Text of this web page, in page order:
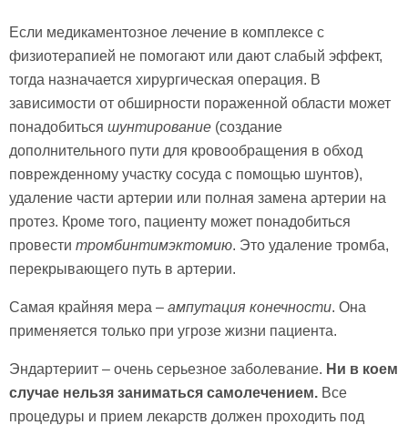
Если медикаментозное лечение в комплексе с
физиотерапией не помогают или дают слабый эффект,
тогда назначается хирургическая операция. В
зависимости от обширности пораженной области может
понадобиться шунтирование (создание
дополнительного пути для кровообращения в обход
поврежденному участку сосуда с помощью шунтов),
удаление части артерии или полная замена артерии на
протез. Кроме того, пациенту может понадобиться
провести тромбинтимэктомию. Это удаление тромба,
перекрывающего путь в артерии.
Самая крайняя мера – ампутация конечности. Она
применяется только при угрозе жизни пациента.
Эндартериит – очень серьезное заболевание. Ни в коем
случае нельзя заниматься самолечением. Все
процедуры и прием лекарств должен проходить под